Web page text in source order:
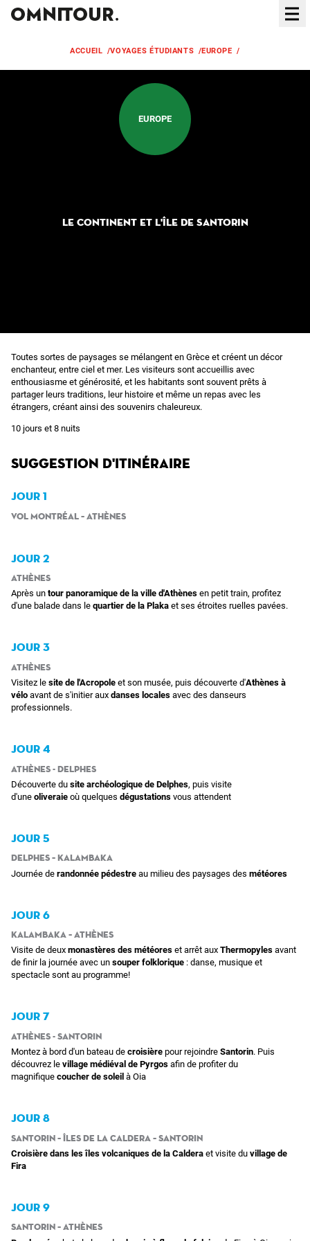
ACCUEIL /VOYAGES ÉTUDIANTS /EUROPE /
EUROPE
LE CONTINENT ET L'ÎLE DE SANTORIN
Toutes sortes de paysages se mélangent en Grèce et créent un décor
enchanteur, entre ciel et mer. Les visiteurs sont accueillis avec
enthousiasme et générosité, et les habitants sont souvent prêts à
partager leurs traditions, leur histoire et même un repas avec les
étrangers, créant ainsi des souvenirs chaleureux.
10 jours et 8 nuits
Suggestion d'itinéraire
JOUR 1
Vol Montréal – Athènes
JOUR 2
Athènes
Après un tour panoramique de la ville d'Athènesen petit train, profitez
d'une balade dans le quartier de la Plakaet ses étroites ruelles pavées.
JOUR 3
Athènes
Visitez le site de l'Acropole et son musée, puis découverte d'Athènes à
vélo avant de s'initier aux danses locales avec des danseurs
professionnels.
JOUR 4
Athènes - Delphes
Découverte du site archéologique de Delphes, puis visite
d'une oliveraieoù quelques dégustationsvous attendent
JOUR 5
Delphes – Kalambaka
Journée de randonnée pédestreau milieu des paysages des météores
JOUR 6
Kalambaka – Athènes
Visite de deux monastères des météoreset arrêt aux Thermopyles avant
de finir la journée avec unsouper folklorique : danse, musique et
spectacle sont au programme!
JOUR 7
Athènes - Santorin
Montez à bord d'un bateau de croisièrepour rejoindre Santorin. Puis
découvrez le village médiéval de Pyrgosafin de profiter du
magnifique coucher de soleilà Oia
JOUR 8
Santorin – Îles de la Caldera – Santorin
Croisière dans les îles volcaniques de la Calderaet visite du village de
Fira
JOUR 9
Santorin – Athènes